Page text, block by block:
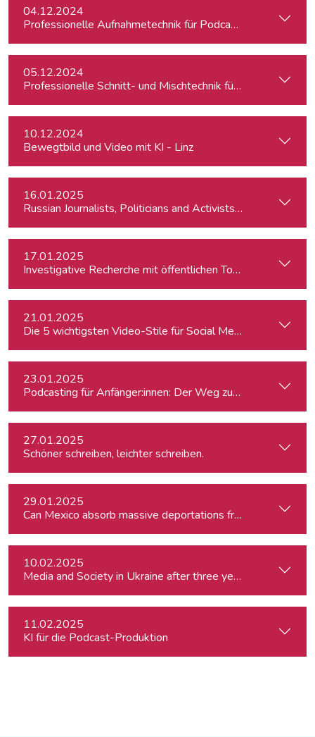
04.12.2024
Professionelle Aufnahmetechnik für Podcasts
05.12.2024
Professionelle Schnitt- und Mischtechnik für Podcasts
10.12.2024
Bewegtbild und Video mit KI - Linz
16.01.2025
Russian Journalists, Politicians and Activists in Europe:
17.01.2025
Investigative Recherche mit öffentlichen Tools – von
21.01.2025
Die 5 wichtigsten Video-Stile für Social Media
23.01.2025
Podcasting für Anfänger:innen: Der Weg zum eigenen
27.01.2025
Schöner schreiben, leichter schreiben.
29.01.2025
Can Mexico absorb massive deportations from the US?
10.02.2025
Media and Society in Ukraine after three years of war.
11.02.2025
KI für die Podcast-Produktion